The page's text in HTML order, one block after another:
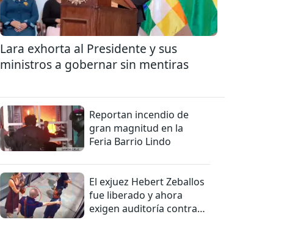
Lara exhorta al Presidente y sus
ministros a gobernar sin mentiras
Reportan incendio de
gran magnitud en la
Feria Barrio Lindo
El exjuez Hebert Zeballos
fue liberado y ahora
exigen auditoría contra